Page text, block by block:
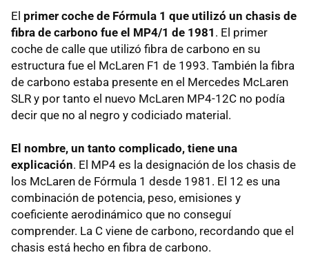
El primer coche de Fórmula 1 que utilizó un chasis de
fibra de carbono fue el MP4/1 de 1981 . El primer
coche de calle que utilizó fibra de carbono en su
estructura fue el McLaren F1 de 1993. También la fibra
de carbono estaba presente en el Mercedes McLaren
SLR y por tanto el nuevo McLaren MP4-12C no podía
decir que no al negro y codiciado material.
El nombre, un tanto complicado, tiene una
explicación. El MP4 es la designación de los chasis de
los McLaren de Fórmula 1 desde 1981. El 12 es una
combinación de potencia, peso, emisiones y
coeficiente aerodinámico que no conseguí
comprender. La C viene de carbono, recordando que el
chasis está hecho en fibra de carbono.